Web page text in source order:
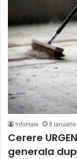
InfoHale 8
Cerere
generala